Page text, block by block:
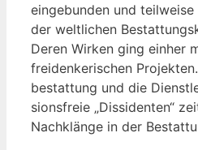
ein­ge­bun­den und
der welt­li­chen
Deren Wir­ken ging ein­her
frei­den­ke­ri­schen
be­stat­tung und die
si­ons­freie „Dis­si­den­ten“
Nach­klän­ge in der